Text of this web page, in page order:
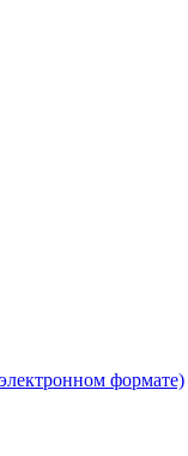
формате)